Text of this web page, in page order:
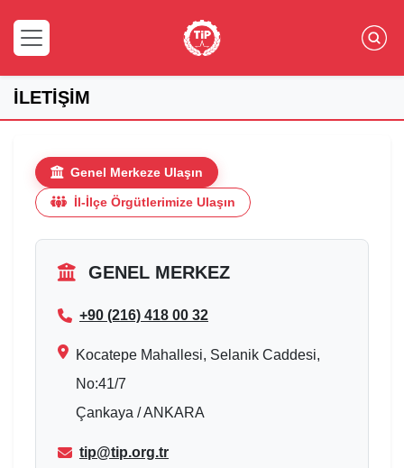
İLETİŞİM
Genel Merkeze Ulaşın
İl-İlçe Örgütlerimize Ulaşın
GENEL MERKEZ
+90 (216) 418 00 32
Kocatepe Mahallesi, Selanik Caddesi,
No:41/7
Çankaya / ANKARA
tip@tip.org.tr